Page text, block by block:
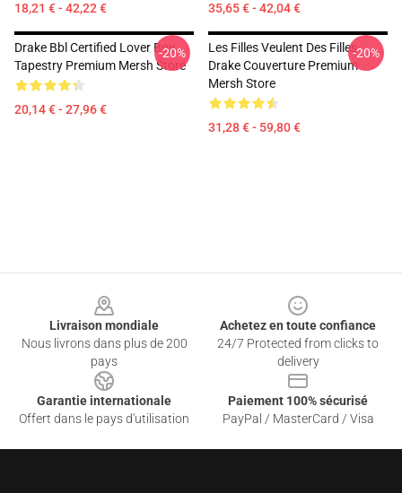
18,21 € - 42,22 € 35,65 € - 42,04 €
Drake Bbl Certified Lover Boy
Tapestry Premium Mersh Store
20,14 € - 27,96 €
-20%
Les Filles Veulent Des Filles
Drake Couverture Premium
Mersh Store
31,28 € - 59,80 €
-20%
Livraison mondiale
Nous livrons dans plus de 200
pays
Achetez en toute confiance
24/7 Protected from clicks to
delivery
Garantie internationale
Offert dans le pays d'utilisation
Paiement 100% sécurisé
PayPal / MasterCard / Visa